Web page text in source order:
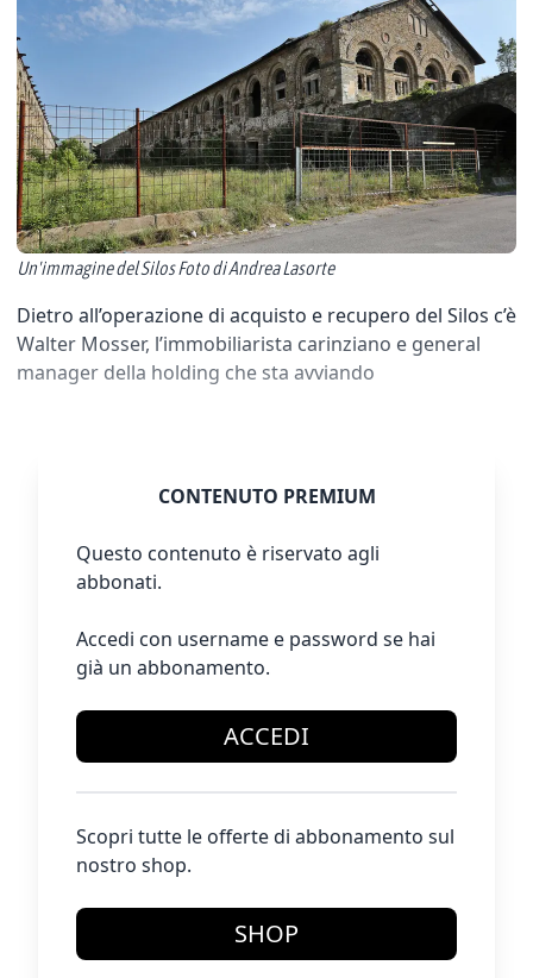
Un'immagine del Silos Foto di Andrea Lasorte
Dietro all’operazione di acquisto e recupero del Silos c’è
Walter Mosser, l’immobiliarista carinziano e general
manager della holding che sta avviando
CONTENUTO PREMIUM
Questo contenuto è riservato agli
abbonati.
Accedi con username e password se hai
già un abbonamento.
ACCEDI
Scopri tutte le offerte di abbonamento sul
nostro shop.
SHOP